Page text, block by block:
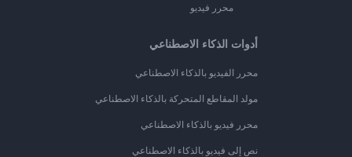
محرر فيديو
أدوات الذكاء الاصطناعي
محرر الفيديو بالذكاء الاصطناعي
مولد المقاطع المتحركة بالذكاء الاصطناعي
محرر فيديو بالذكاء الاصطناعي
نص إلى فيديو بالذكاء الاصطناعي